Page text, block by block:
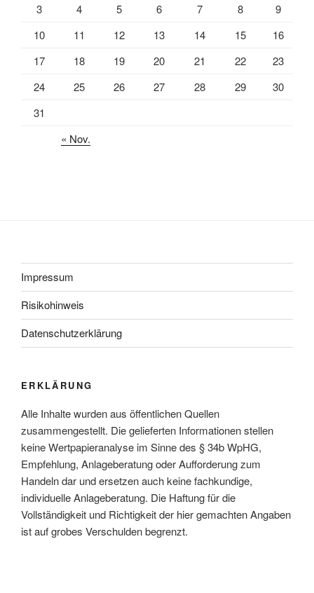
3
4 5 6 7 8
9
10
11 12 13 14 15
16
17
18 19 20 21 22
23
24
25 26 27 28 29
30
31
« Nov.
Impressum
Risikohinweis
Datenschutzerklärung
ERKLÄRUNG
Alle Inhalte wurden aus öffentlichen Quellen
zusammengestellt. Die gelieferten Informationen stellen
keine Wertpapieranalyse im Sinne des § 34b WpHG,
Empfehlung, Anlageberatung oder Aufforderung zum
Handeln dar und ersetzen auch keine fachkundige,
individuelle Anlageberatung. Die Haftung für die
Vollständigkeit und Richtigkeit der hier gemachten Angaben
ist auf grobes Verschulden begrenzt.